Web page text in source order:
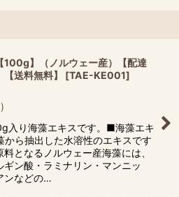
100g】（ノルウェー産）【配達
送料無料】
[TAE-KE001]
)
入り海藻エキスです。■海藻エキ
ら抽出した水溶性のエキスです
となるノルウェー産海藻には、
ギン酸・ラミナリン・マンニッ
ンなどの…